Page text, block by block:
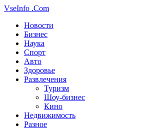
VseInfo .Com
Новости
Бизнес
Наука
Спорт
Авто
Здоровье
Развлечения
Туризм
Шоу-бизнес
Кино
Недвижимость
Разное